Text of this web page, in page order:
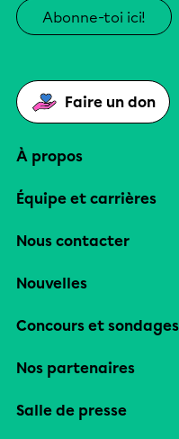
Abonne-toi ici!
Faire un don
À propos
Équipe et carrières
Nous contacter
Nouvelles
Concours et sondages
Nos partenaires
Salle de presse